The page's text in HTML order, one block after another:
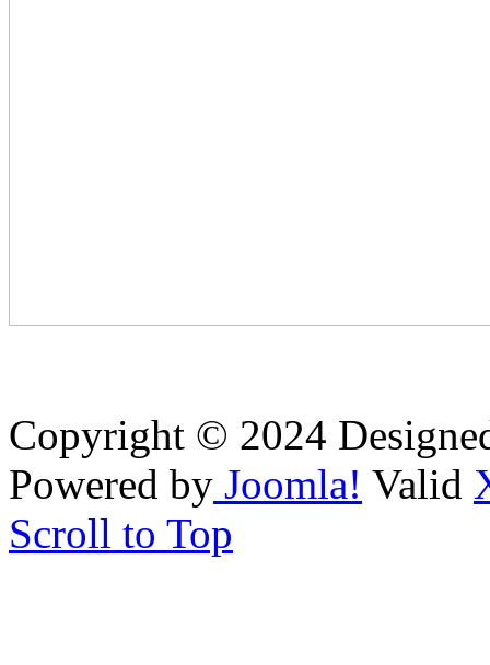
Copyright © 2024
Powered by Joomla! Valid
Scroll to Top